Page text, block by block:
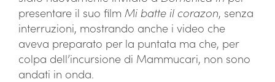
presentare il suo film Mi batte il corazon, senza
interruzioni, mostrando anche i video che
aveva preparato per la puntata ma che, per
colpa dell’incursione di Mammucari, non sono
andati in onda.